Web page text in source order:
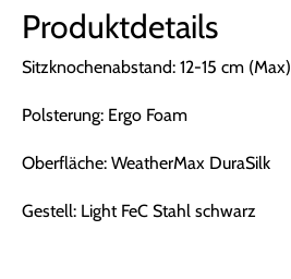
Produktdetails
Sitzknochenabstand: 12-15 cm (Max)
Polsterung: Ergo Foam
Oberfläche: WeatherMax DuraSilk
Gestell: Light FeC Stahl schwarz